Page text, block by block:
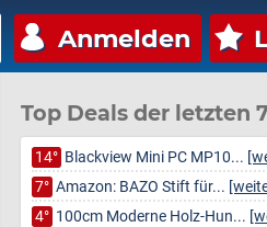
Anmelden
Top Deals der letzten
14° Blackview Mini PC MP10...
7° Amazon: BAZO Stift für...
4° 100cm Moderne Holz-Hun...